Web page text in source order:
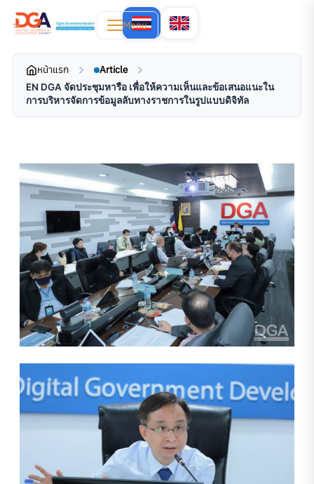
Menu
หน้าแรก Article
EN DGA จัดประชุมหารือ เพื่อให้ความเห็นและข้อเสนอแนะใน
การบริหารจัดการข้อมูลลับทางราชการในรูปแบบดิจิทัล